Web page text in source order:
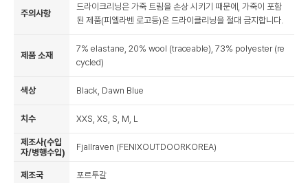
주의사항
드라이크리닝은 가죽 트림을 손상 시키기 때문에, 가죽이 포함
된 제품(피엘라벤 로고등)은 드라이클리닝을 절대 금지합니다.
제품 소재
7% elastane, 20% wool (traceable), 73% polyester (re
cycled)
색상 Black, Dawn Blue
치수 XXS, XS, S, M, L
제조사(수입
자/병행수입)
Fjallraven (FENIXOUTDOORKOREA)
제조국 포르투갈